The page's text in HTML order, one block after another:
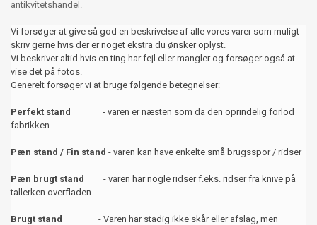
antikvitetshandel.
Vi forsøger at give så god en beskrivelse af alle vores varer som muligt -
skriv gerne hvis der er noget ekstra du ønsker oplyst.
Vi beskriver altid hvis en ting har fejl eller mangler og forsøger også at
vise det på fotos.
Generelt forsøger vi at bruge følgende betegnelser:
Perfekt stand - varen er næsten som da den oprindelig forlod
fabrikken
Pæn stand / Fin stand - varen kan have enkelte små brugsspor / ridser
Pæn brugt stand
- varen har nogle ridser f.eks. ridser fra knive på
tallerken overfladen
Brugt stand
- Varen har stadig ikke skår eller afslag, men